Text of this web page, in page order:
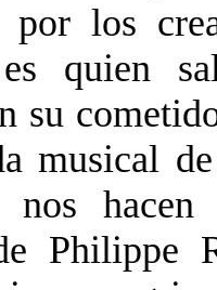
por los
quien
su
musical
nos
Philippe